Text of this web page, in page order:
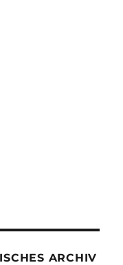
ARCHIV